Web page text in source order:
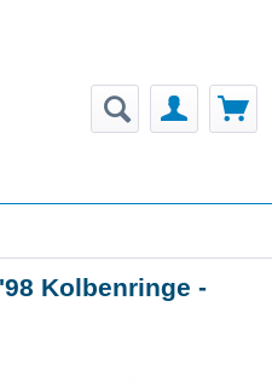
Kolbenringe -